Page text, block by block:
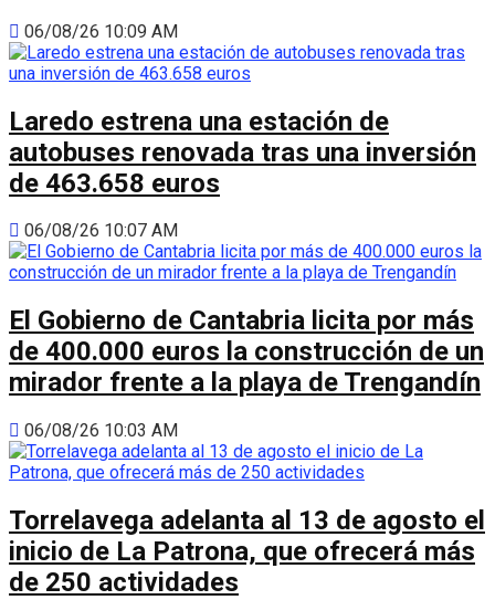
06/08/26 10:09 AM
Laredo estrena una estación de
autobuses renovada tras una inversión
de 463.658 euros
06/08/26 10:07 AM
El Gobierno de Cantabria licita por más
de 400.000 euros la construcción de un
mirador frente a la playa de Trengandín
06/08/26 10:03 AM
Torrelavega adelanta al 13 de agosto el
inicio de La Patrona, que ofrecerá más
de 250 actividades